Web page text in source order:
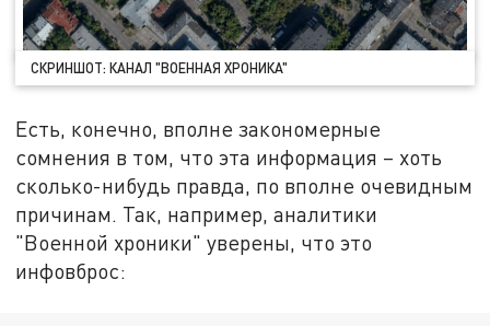
СКРИНШОТ: КАНАЛ "ВОЕННАЯ ХРОНИКА"
Есть, конечно, вполне закономерные
сомнения в том, что эта информация – хоть
сколько-нибудь правда, по вполне очевидным
причинам. Так, например, аналитики
"Военной хроники" уверены, что это
инфовброс: